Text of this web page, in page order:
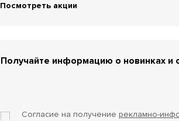
Посмотреть акции
Получайте информацию о новинках и
Согласие на получение рекламно-